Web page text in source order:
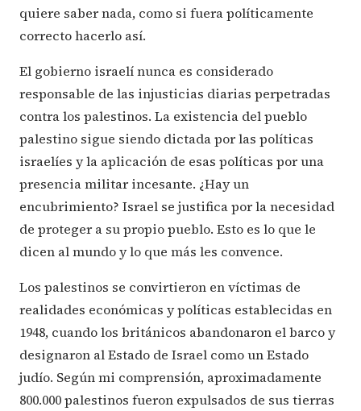
quiere saber nada, como si fuera políticamente
correcto hacerlo así.
El gobierno israelí nunca es considerado
responsable de las injusticias diarias perpetradas
contra los palestinos. La existencia del pueblo
palestino sigue siendo dictada por las políticas
israelíes y la aplicación de esas políticas por una
presencia militar incesante. ¿Hay un
encubrimiento? Israel se justifica por la necesidad
de proteger a su propio pueblo. Esto es lo que le
dicen al mundo y lo que más les convence.
Los palestinos se convirtieron en víctimas de
realidades económicas y políticas establecidas en
1948, cuando los británicos abandonaron el barco y
designaron al Estado de Israel como un Estado
judío. Según mi comprensión, aproximadamente
800.000 palestinos fueron expulsados de sus tierras